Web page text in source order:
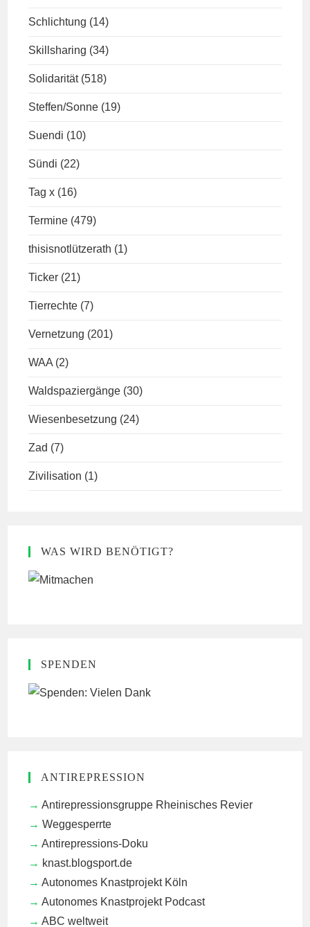
Schlichtung (14)
Skillsharing (34)
Solidarität (518)
Steffen/Sonne (19)
Suendi (10)
Sündi (22)
Tag x (16)
Termine (479)
thisisnotlützerath (1)
Ticker (21)
Tierrechte (7)
Vernetzung (201)
WAA (2)
Waldspaziergänge (30)
Wiesenbesetzung (24)
Zad (7)
Zivilisation (1)
WAS WIRD BENÖTIGT?
SPENDEN
ANTIREPRESSION
Antirepressionsgruppe Rheinisches Revier
Weggesperrte
Antirepressions-Doku
knast.blogsport.de
Autonomes Knastprojekt Köln
Autonomes Knastprojekt Podcast
ABC weltweit